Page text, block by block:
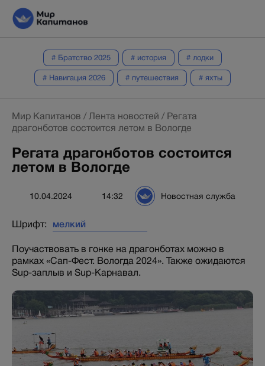
# Братство 2025 # история # лодки
# Навигация 2026 # путешествия # яхты
Мир Капитанов / Лента новостей / Регата
драгонботов состоится летом в Вологде
Регата драгонботов состоится
летом в Вологде
10.04.2024 14:32 Новостная служба
Шрифт:
Поучаствовать в гонке на драгонботах можно в
рамках «Сап-Фест. Вологда 2024». Также ожидаются
Sup-заплыв и Sup-Карнавал.